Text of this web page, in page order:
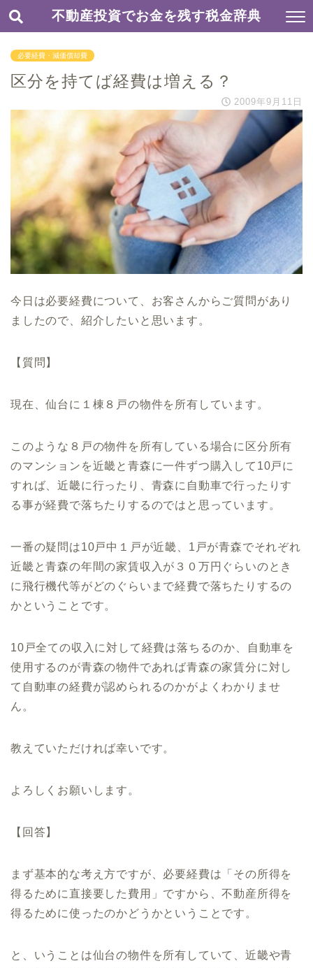
不動産投資でお金を残す税金辞典
必要経費・減価償却費
区分を持てば経費は増える？
2009年9月11日
今日は必要経費について、お客さんからご質問があり
ましたので、紹介したいと思います。
【質問】
現在、仙台に１棟８戸の物件を所有しています。
このような８戸の物件を所有している場合に区分所有
のマンションを近畿と青森に一件ずつ購入して10戸に
すれば、近畿に行ったり、青森に自動車で行ったりす
る事が経費で落ちたりするのではと思っています。
一番の疑問は10戸中１戸が近畿、1戸が青森でそれぞれ
近畿と青森の年間の家賃収入が３０万円ぐらいのとき
に飛行機代等がどのぐらいまで経費で落ちたりするの
かということです。
10戸全ての収入に対して経費は落ちるのか、自動車を
使用するのが青森の物件であれば青森の家賃分に対し
て自動車の経費が認められるのかがよくわかりませ
ん。
教えていただければ幸いです。
よろしくお願いします。
【回答】
まず基本的な考え方ですが、必要経費は「その所得を
得るために直接要した費用」ですから、不動産所得を
得るために使ったのかどうかということです。
と、いうことは仙台の物件を所有していて、近畿や青